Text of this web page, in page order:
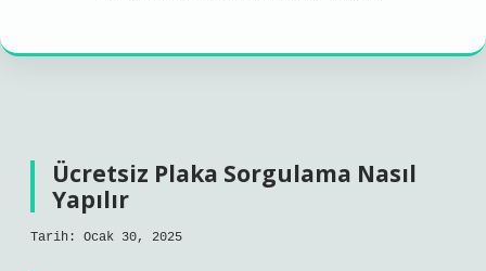
Ücretsiz Plaka Sorgulama Nasıl
Yapılır
Tarih: Ocak 30, 2025